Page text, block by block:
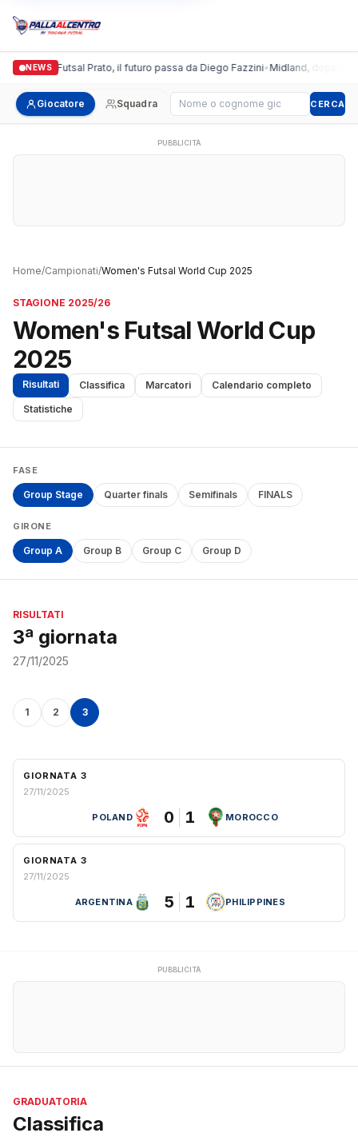
NEWS
Italgronda Futsal Prato, il futuro passa da Diego Fazzini•Midland, doppio
Giocatore Squadra Cerca giocatore CERCA
PUBBLICITÀ
Home/Campionati/Women's Futsal World Cup 2025
STAGIONE 2025/26
Women's Futsal World Cup
2025
Risultati Classifica Marcatori
Calendario completo
Statistiche
FASE
Group Stage Quarter finals Semifinals FINALS
GIRONE
Group A Group B Group C Group D
RISULTATI
3ª giornata
27/11/2025
1 2 3
GIORNATA 3
27/11/2025
POLAND 0 1 MOROCCO
GIORNATA 3
27/11/2025
ARGENTINA 5 1 PHILIPPINES
PUBBLICITÀ
GRADUATORIA
Classifica